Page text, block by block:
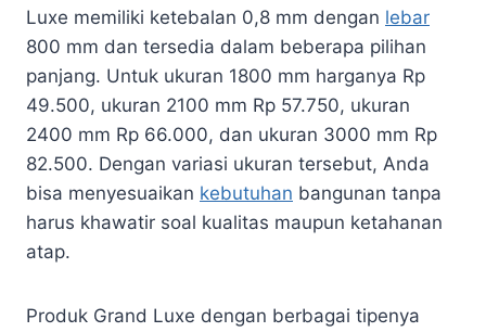
Luxe memiliki ketebalan 0,8 mm dengan lebar
800 mm dan tersedia dalam beberapa pilihan
panjang. Untuk ukuran 1800 mm harganya Rp
49.500, ukuran 2100 mm Rp 57.750, ukuran
2400 mm Rp 66.000, dan ukuran 3000 mm Rp
82.500. Dengan variasi ukuran tersebut, Anda
bisa menyesuaikan kebutuhan bangunan tanpa
harus khawatir soal kualitas maupun ketahanan
atap.
Produk Grand Luxe dengan berbagai tipenya